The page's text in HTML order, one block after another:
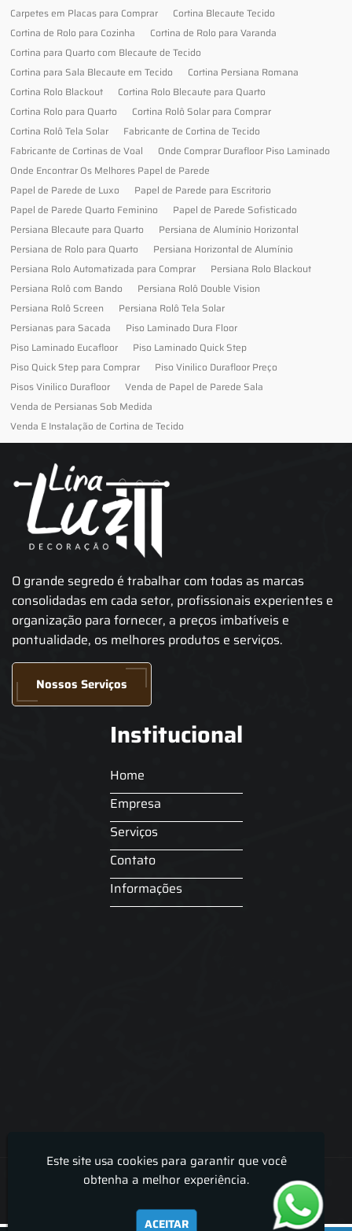
Carpetes em Placas para Comprar
Cortina Blecaute Tecido
Cortina de Rolo para Cozinha
Cortina de Rolo para Varanda
Cortina para Quarto com Blecaute de Tecido
Cortina para Sala Blecaute em Tecido
Cortina Persiana Romana
Cortina Rolo Blackout
Cortina Rolo Blecaute para Quarto
Cortina Rolo para Quarto
Cortina Rolô Solar para Comprar
Cortina Rolô Tela Solar
Fabricante de Cortina de Tecido
Fabricante de Cortinas de Voal
Onde Comprar Durafloor Piso Laminado
Onde Encontrar Os Melhores Papel de Parede
Papel de Parede de Luxo
Papel de Parede para Escritorio
Papel de Parede Quarto Feminino
Papel de Parede Sofisticado
Persiana Blecaute para Quarto
Persiana de Alumínio Horizontal
Persiana de Rolo para Quarto
Persiana Horizontal de Alumínio
Persiana Rolo Automatizada para Comprar
Persiana Rolo Blackout
Persiana Rolô com Bando
Persiana Rolô Double Vision
Persiana Rolô Screen
Persiana Rolô Tela Solar
Persianas para Sacada
Piso Laminado Dura Floor
Piso Laminado Eucafloor
Piso Laminado Quick Step
Piso Quick Step para Comprar
Piso Vinilico Durafloor Preço
Pisos Vinilico Durafloor
Venda de Papel de Parede Sala
Venda de Persianas Sob Medida
Venda E Instalação de Cortina de Tecido
O grande segredo é trabalhar com todas as marcas
consolidadas em cada setor, profissionais experientes e
organização para fornecer, a preços imbatíveis e
pontualidade, os melhores produtos e serviços.
Nossos Serviços
Institucional
Home
Empresa
Serviços
Contato
Informações
Lira Luz Decor - Cortinas sob medidas e persianas
Este site usa cookies para garantir que você
obtenha a melhor experiência.
ACEITAR